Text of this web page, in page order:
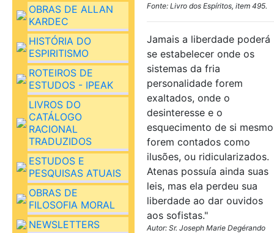
OBRAS DE ALLAN
KARDEC
HISTÓRIA DO
ESPIRITISMO
ROTEIROS DE
ESTUDOS - IPEAK
LIVROS DO
CATÁLOGO
RACIONAL
TRADUZIDOS
ESTUDOS E
PESQUISAS ATUAIS
OBRAS DE
FILOSOFIA MORAL
NEWSLETTERS
Fonte: Livro dos Espíritos, item 495.
Jamais a liberdade poderá
se estabelecer onde os
sistemas da fria
personalidade forem
exaltados, onde o
desinteresse e o
esquecimento de si mesmo
forem contados como
ilusões, ou ridicularizados.
Atenas possuía ainda suas
leis, mas ela perdeu sua
liberdade ao dar ouvidos
aos sofistas."
Autor: Sr. Joseph Marie Degérando